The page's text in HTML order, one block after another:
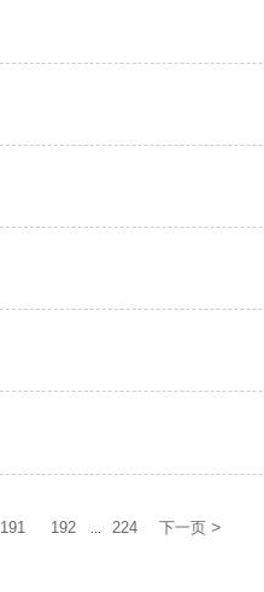
191 192 ... 224 下一页 >